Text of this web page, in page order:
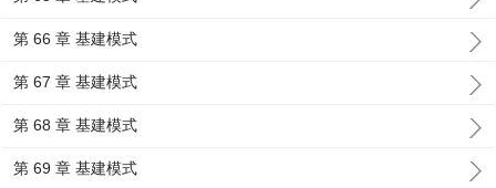
第 66 章 基建模式
第 67 章 基建模式
第 68 章 基建模式
第 69 章 基建模式